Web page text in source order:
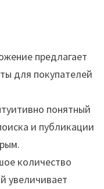
предлагает
для покупателей
понятный
и публикации
количество
увеличивает